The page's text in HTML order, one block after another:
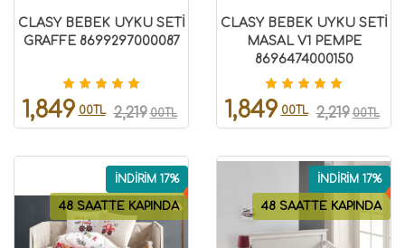
CLASY BEBEK UYKU SETİ
GRAFFE 8699297000087
1,849 00TL 2,219 00TL
CLASY BEBEK UYKU SETİ
MASAL V1 PEMPE
8696474000150
1,849 00TL 2,219 00TL
48 SAATTE KAPINDA
İNDİRİM 17%
48 SAATTE KAPINDA
İNDİRİM 17%